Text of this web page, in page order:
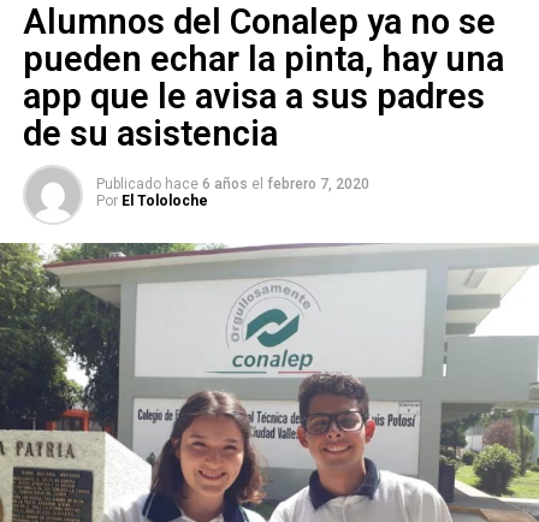
Alumnos del Conalep ya no se
pueden echar la pinta, hay una
app que le avisa a sus padres
de su asistencia
Publicado hace 6 años el febrero 7, 2020
Por El Tololoche